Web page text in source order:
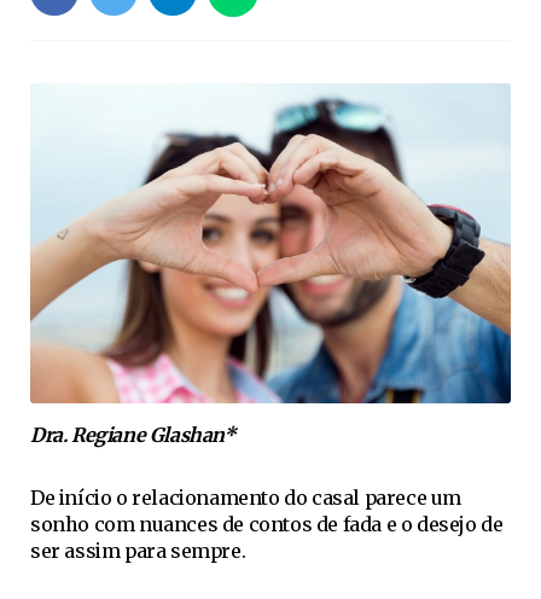
Dra. Regiane Glashan*
De início o relacionamento do casal parece um
sonho com nuances de contos de fada e o desejo de
ser assim para sempre.